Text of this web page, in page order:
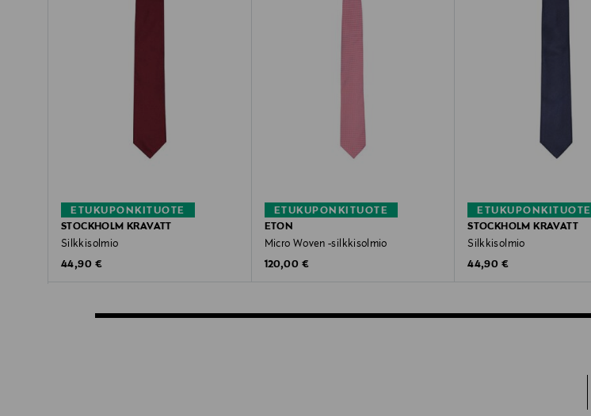
ETUKUPONKITUOTE
STOCKHOLM KRAVATT
Silkkisolmio
Original Price
44,90 €
ETUKUPONKITUOTE
ETON
Micro Woven -silkkisolmio
Original Price
120,00 €
ETUKUPONKITUOTE
STOCKHOLM KRAVATT
Silkkisolmio
Original Price
44,90 €